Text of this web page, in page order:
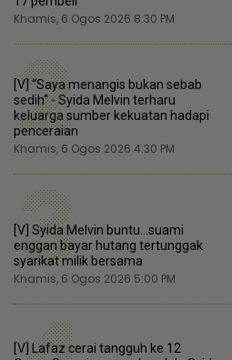
Khamis, 6 Ogos 2026 8:30 PM
2
[V] “Saya menangis bukan sebab
sedih“ - Syida Melvin terharu
keluarga sumber kekuatan hadapi
penceraian
Khamis, 6 Ogos 2026 4:30 PM
3
[V] Syida Melvin buntu...suami
enggan bayar hutang tertunggak
syarikat milik bersama
Khamis, 6 Ogos 2026 5:00 PM
[V] Lafaz cerai tangguh ke 12